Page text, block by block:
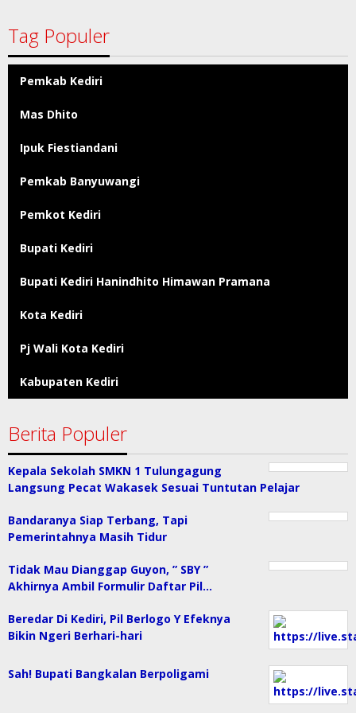
Tag Populer
Pemkab Kediri
Mas Dhito
Ipuk Fiestiandani
Pemkab Banyuwangi
Pemkot Kediri
Bupati Kediri
Bupati Kediri Hanindhito Himawan Pramana
Kota Kediri
Pj Wali Kota Kediri
Kabupaten Kediri
Berita Populer
Kepala Sekolah SMKN 1 Tulungagung
Langsung Pecat Wakasek Sesuai Tuntutan Pelajar
Bandaranya Siap Terbang, Tapi
Pemerintahnya Masih Tidur
Tidak Mau Dianggap Guyon, ” SBY ”
Akhirnya Ambil Formulir Daftar Pil…
Beredar Di Kediri, Pil Berlogo Y Efeknya
Bikin Ngeri Berhari-hari
Sah! Bupati Bangkalan Berpoligami